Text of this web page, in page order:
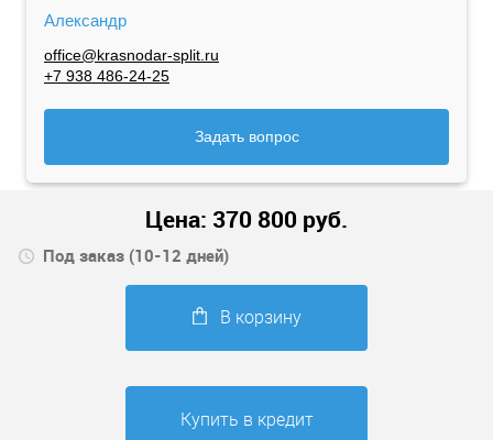
Александр
office@krasnodar-split.ru
+7 938 486-24-25
Задать вопрос
Цена: 370 800 руб.
Под заказ (10-12 дней)
В корзину
Купить в кредит